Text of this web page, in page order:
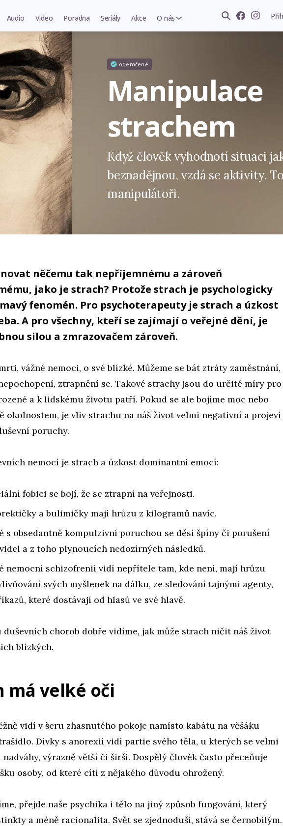
Audio Video Poradna Seriály Akce O nás
odemčené
Manipulace
strachem
Když člověk vyhodnotí situaci
beznadějnou, vzdá se aktivity.
manipulátoři.
něčemu tak nepříjemnému a zároveň
jako je strach? Protože strach je psychologicky
fenomén. Pro psychoterapeuty je strach a úzkost
A pro všechny, kteří se zajímají o veřejné dění, je
silou a zmrazovačem zároveň.
vážné nemoci, o své blízké. Můžeme se bát ztráty zaměstnání,
ztrapnění se. Takové strachy jsou do určité míry pro
a k lidskému životu patří. Pokud se ale bojíme moc nebo
okolnostem, je vliv strachu na náš život velmi negativní a projeví
poruchy.
nemocí je strach a úzkost dominantní emocí:
fobici se bojí, že se ztrapní na veřejnosti.
a bulimičky mají hrůzu z kilogramů navíc.
s obsedantně kompulzivní poruchou se děsí špíny či porušení
a z toho plynoucích nedozírných následků.
nemocní schizofrenií vidí nepřítele tam, kde není, mají hrůzu
svých myšlenek na dálku, ze sledování tajnými agenty,
které dostávají od hlasů ve své hlavě.
chorob dobře vidíme, jak může strach ničit náš život
blízkých.
má velké oči
vidí v šeru zhasnutého pokoje namísto kabátu na věšáku
Dívky s anorexií vidí partie svého těla, u kterých se velmi
výrazně větší či širší. Dospělý člověk často přeceňuje
osoby, od které cítí z nějakého důvodu ohrožený.
přejde naše psychika i tělo na jiný způsob fungování, který
a méně racionalita. Svět se zjednoduší, stává se černobílým.